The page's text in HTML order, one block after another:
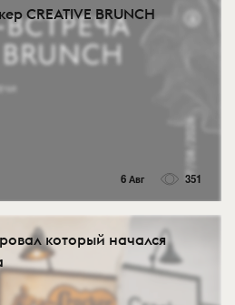
CREATIVE BRUNCH
6 Авг 351
который начался